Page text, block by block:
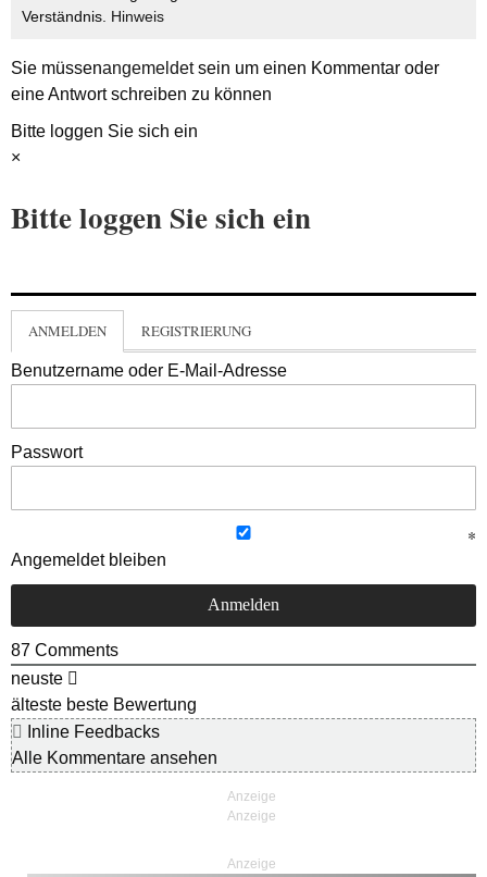
Verständnis. Hinweis
Sie müssenangemeldetsein um einen Kommentar oder
eine Antwort schreiben zu können
Bitte loggen Sie sich ein
×
Bitte loggen Sie sich ein
ANMELDEN REGISTRIERUNG
Benutzername oder E-Mail-Adresse
Passwort
Angemeldet bleiben
87 Comments
neuste
älteste beste Bewertung
Inline Feedbacks
Alle Kommentare ansehen
Anzeige